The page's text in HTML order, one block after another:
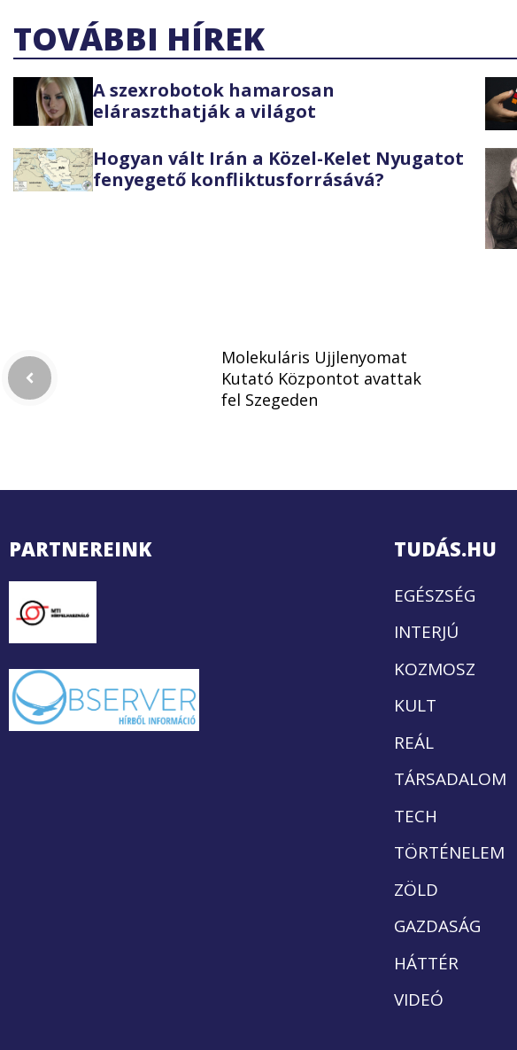
TOVÁBBI HÍREK
A szexrobotok hamarosan
eláraszthatják a világot
Hogyan vált Irán a Közel-Kelet Nyugatot
fenyegető konfliktusforrásává?
Molekuláris Ujjlenyomat
Kutató Központot avattak
fel Szegeden
PARTNEREINK TUDÁS.HU
EGÉSZSÉG
INTERJÚ
KOZMOSZ
KULT
REÁL
TÁRSADALOM
TECH
TÖRTÉNELEM
ZÖLD
GAZDASÁG
HÁTTÉR
VIDEÓ